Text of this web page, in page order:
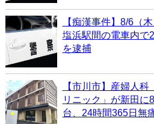
【痴漢事件】8/6（
塩浜駅間の電車内で
を逮捕
【市川市】産婦人
リニック」が新田に
台、24時間365日無